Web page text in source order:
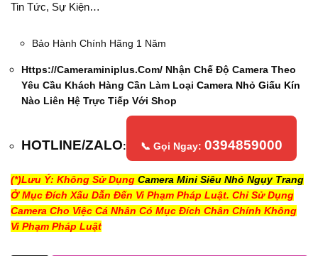
Tin Tức, Sự Kiện…
Bảo Hành Chính Hãng 1 Năm
Https://cameraminiplus.com/ Nhận Chế Độ Camera Theo
Yêu Cầu Khách Hàng Cần Làm Loại Camera Nhỏ Giấu Kín
Nào Liên Hệ Trực Tiếp Với Shop
HOTLINE/ZALO: 📞 Gọi Ngay: 0394859000
(*)Lưu Ý: Không Sử Dụng Camera Mini Siêu Nhỏ Ngụy Trang
Ở Mục Đích Xấu Dẫn Đến Vi Phạm Pháp Luật. Chỉ Sử Dụng
Camera Cho Việc Cá Nhân Có Mục Đích Chân Chính Không
Vi Phạm Pháp Luật